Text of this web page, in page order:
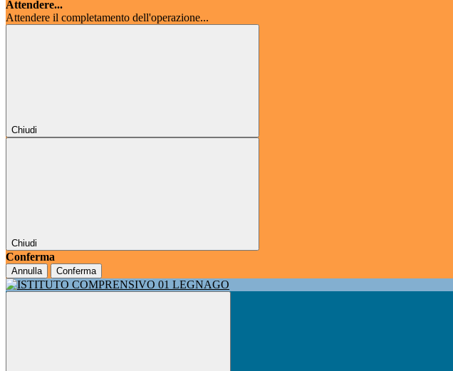
Attendere...
Attendere il completamento dell'operazione...
Chiudi
Chiudi
Conferma
Annulla Conferma